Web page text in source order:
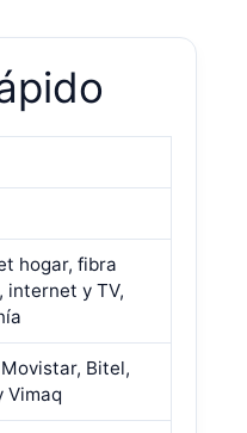
hogar, fibra
internet y TV,
Bitel,
Vimaq